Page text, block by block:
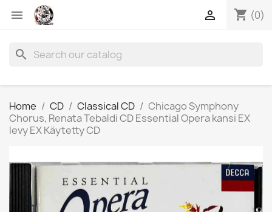
 shopping_cart (0)

search
Home CD Classical CD
Chicago Symphony
Chorus, Renata Tebaldi CD Essential Opera kansi EX
levy EX Käytetty CD